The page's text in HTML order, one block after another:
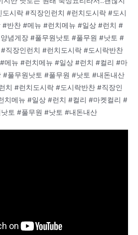
시락 #직장인런치 #런치도시락 #도시
#반찬 #메뉴 #런치메뉴 #일상 #런치 #
념게장 #풀무원낫토 #풀무원 #낫토 #
직장인런치 #런치도시락 #도시락반찬
메뉴 #런치메뉴 #일상 #런치 #컬리 #마
#풀무원낫토 #풀무원 #낫토 #내돈내산
치 #런치도시락 #도시락반찬 #직장인
치메뉴 #일상 #런치 #컬리 #마켓컬리 #
토 #풀무원 #낫토 #내돈내산